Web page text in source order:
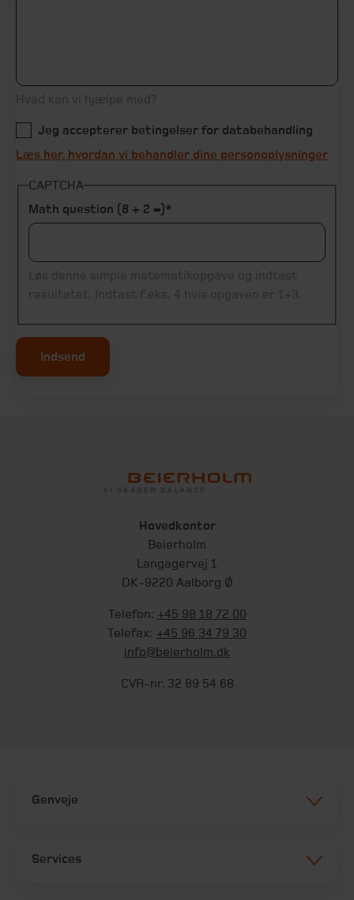
Hvad kan vi hjælpe med?
Jeg accepterer betingelser for databehandling
Læs her, hvordan vi behandler dine personoplysninger
CAPTCHA
Math question (8 + 2 =)
Løs denne simple matematikopgave og indtast
resultatet. Indtast f.eks. 4 hvis opgaven er 1+3.
Indsend
Hovedkontor
Beierholm
Langagervej 1
DK-9220 Aalborg Ø
Telefon: +45 98 18 72 00
Telefax: +45 96 34 79 30
info@beierholm.dk
CVR-nr. 32 89 54 68
Genveje
Services